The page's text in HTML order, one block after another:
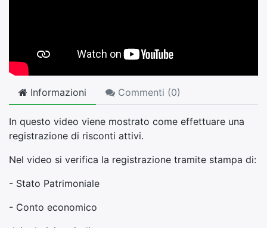
Informazioni Commenti (0)
In questo video viene mostrato come effettuare una
registrazione di risconti attivi.
Nel video si verifica la registrazione tramite stampa di:
- Stato Patrimoniale
- Conto economico